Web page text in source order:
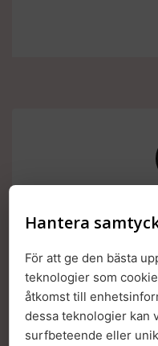
Workshop i
Hantera
För att ge den bästa
teknologier som
åtkomst till
dessa teknologier kan
surfbeteende eller